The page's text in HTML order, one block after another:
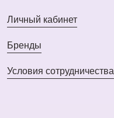
Личный кабинет
Бренды
Условия сотрудничества